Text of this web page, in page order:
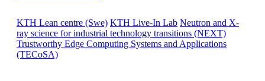
KTH Lean centre (Swe) KTH Live-In Lab Neutron and X-
ray science for industrial technology transitions (NEXT)
Trustworthy Edge Computing Systems and Applications
(TECoSA)